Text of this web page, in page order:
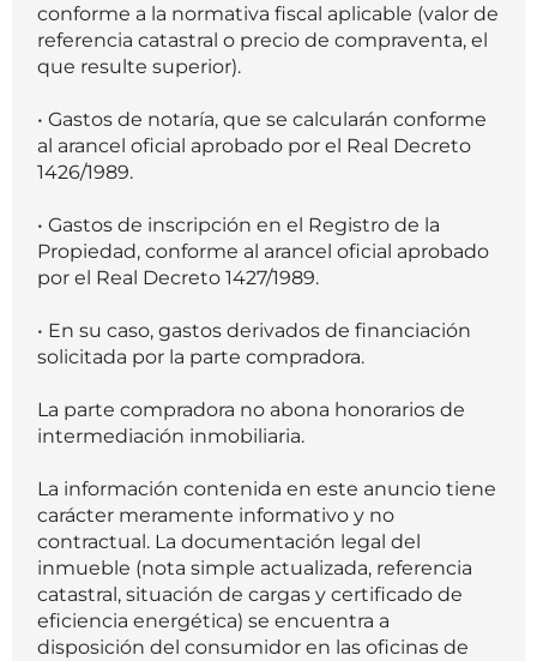
conforme a la normativa fiscal aplicable (valor de
referencia catastral o precio de compraventa, el
que resulte superior).
• Gastos de notaría, que se calcularán conforme
al arancel oficial aprobado por el Real Decreto
1426/1989.
• Gastos de inscripción en el Registro de la
Propiedad, conforme al arancel oficial aprobado
por el Real Decreto 1427/1989.
• En su caso, gastos derivados de financiación
solicitada por la parte compradora.
La parte compradora no abona honorarios de
intermediación inmobiliaria.
La información contenida en este anuncio tiene
carácter meramente informativo y no
contractual. La documentación legal del
inmueble (nota simple actualizada, referencia
catastral, situación de cargas y certificado de
eficiencia energética) se encuentra a
disposición del consumidor en las oficinas de